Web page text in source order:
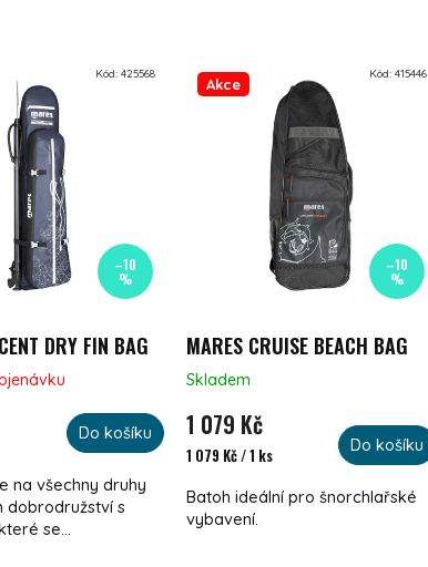
–10
%
DRY FIN BAG
Do košíku
na všechny druhy
dobrodružství s
se...
Kód: 425568
Akce
–10
%
MARES CRUISE BEACH BAG
Skladem
1 079 Kč
Měrná cena:
1 079 Kč / 1 ks Do košíku
Batoh ideální pro šnorchlařské
vybavení.
Kód: 415446